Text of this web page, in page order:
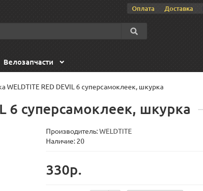
Оплата Доставка
Велозапчасти
WELDTITE RED DEVIL 6 суперсамоклеек, шкурка
6 суперсамоклеек, шкурка
Производитель:WELDTITE
Наличие: 20
330р.